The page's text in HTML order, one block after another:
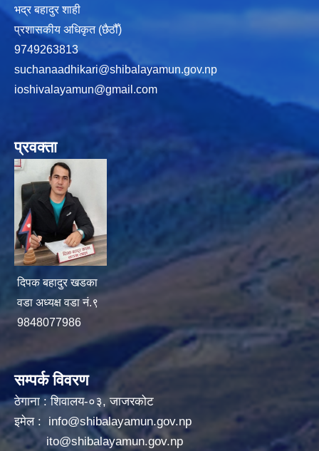
भद्र बहादुर शाही
प्रशासकीय अधिकृत (छैठौँ)
9749263813
suchanaadhikari@shibalayamun.gov.np
ioshivalayamun@gmail.com
प्रवक्ता
दिपक बहादुर खडका
वडा अध्यक्ष वडा नं.९
9848077986
सम्पर्क विवरण
ठेगाना : शिवालय-०३, जाजरकोट
इमेल : info@shibalayamun.gov.np
ito@shibalayamun.gov.np